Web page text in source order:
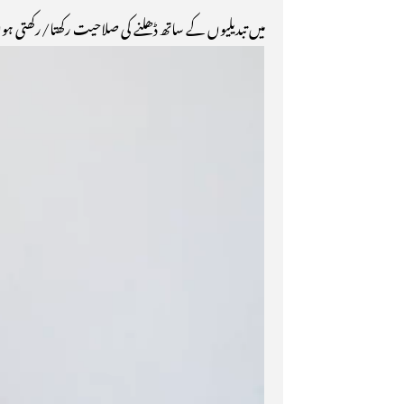
میں تبدیلیوں کے ساتھ ڈھلنے کی صلاحیت رکھتا/